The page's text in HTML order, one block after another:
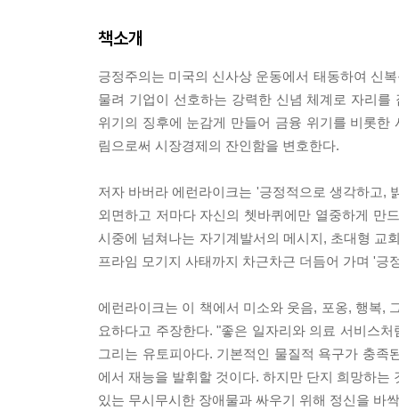
책소개
긍정주의는 미국의 신사상 운동에서 태동하여 신
물려 기업이 선호하는 강력한 신념 체계로 자리
위기의 징후에 눈감게 만들어 금융 위기를 비롯
림으로써 시장경제의 잔인함을 변호한다.
저자 바버라 에런라이크는 '긍정적으로 생각하고,
외면하고 저마다 자신의 쳇바퀴에만 열중하게 만
시중에 넘쳐나는 자기계발서의 메시지, 초대형 교
프라임 모기지 사태까지 차근차근 더듬어 가며 '
에런라이크는 이 책에서 미소와 웃음, 포옹, 행복,
요하다고 주장한다. "좋은 일자리와 의료 서비스
그리는 유토피아다. 기본적인 물질적 욕구가 충
에서 재능을 발휘할 것이다. 하지만 단지 희망하
있는 무시무시한 장애물과 싸우기 위해 정신을 바